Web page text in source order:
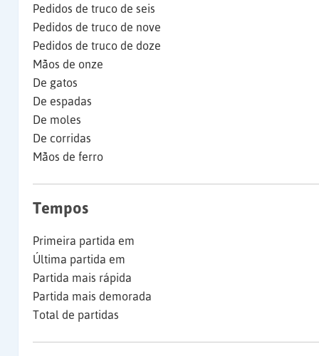
Pedidos de truco de seis
Pedidos de truco de nove
Pedidos de truco de doze
Mãos de onze
De gatos
De espadas
De moles
De corridas
Mãos de ferro
Tempos
Primeira partida em
Última partida em
Partida mais rápida
Partida mais demorada
Total de partidas